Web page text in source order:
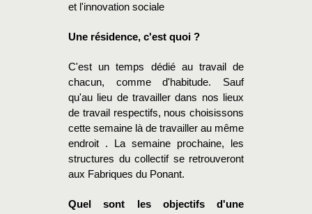
et l'innovation sociale
Une résidence, c'est quoi ?
C'est un temps dédié au travail de
chacun, comme d'habitude. Sauf
qu'au lieu de travailler dans nos lieux
de travail respectifs, nous choisissons
cette semaine là de travailler au même
endroit . La semaine prochaine, les
structures du collectif se retrouveront
aux Fabriques du Ponant.
Quel sont les objectifs d'une